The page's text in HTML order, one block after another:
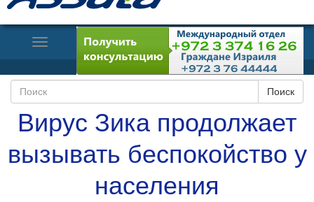
Toggle
Navigation
Вирус Зика продолжает
вызывать беспокойство у
населения